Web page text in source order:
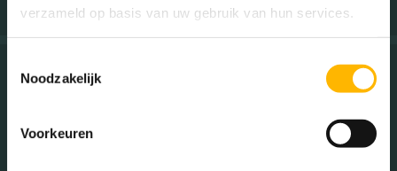
verzameld op basis van uw gebruik van hun services.
Noodzakelijk
Voorkeuren
Ons contact met Beumer Makelaardij was heel positief.